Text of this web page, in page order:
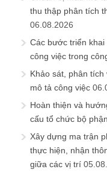
thu thập phân tích
06.08.2026
Các bước triển
công việc trong
Khảo sát, phân
mô tả công việc
Hoàn thiện và
cấu tổ chức bộ
Xây dựng ma trận
thực hiện, nhận
giữa các vị trí